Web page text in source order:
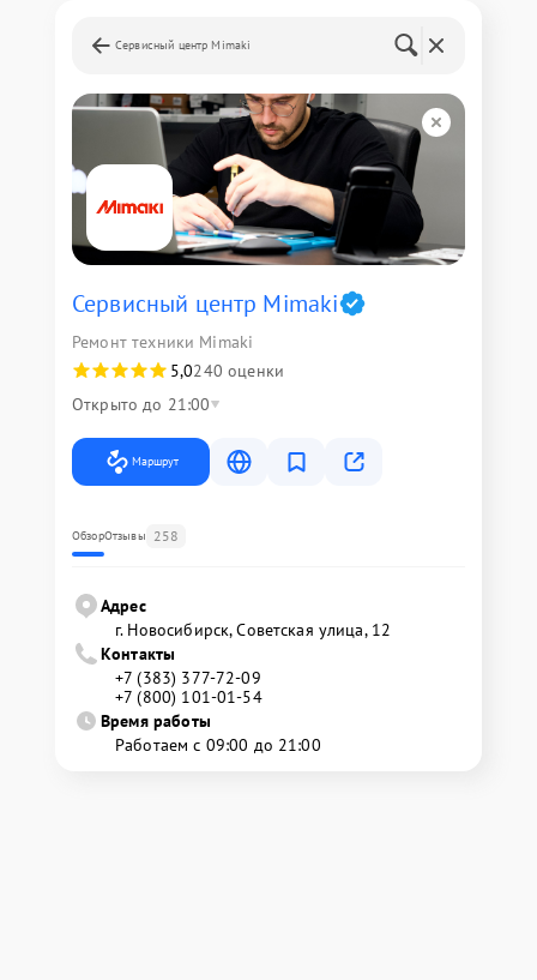
Сервисный центр Mimaki
Сервисный центр Mimaki
Ремонт техники Mimaki
5,0240 оценки
Открыто до 21:00
Маршрут
ОбзорОтзывы 258
Адрес
г. Новосибирск, Советская улица, 12
Контакты
+7 (383) 377-72-09
+7 (800) 101-01-54
Время работы
Работаем с 09:00 до 21:00